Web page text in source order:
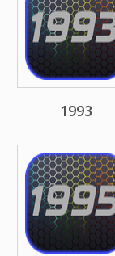
1993